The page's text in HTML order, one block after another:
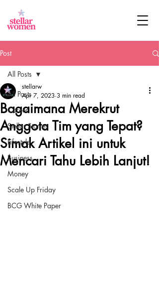
Post
All Posts
Career
Stellar Stories
Lifestyle
Business
Money
Scale Up Friday
BCG White Paper
All Posts
Bagaimana Merekrut
Anggota Tim yang Tepat?
Simak Artikel ini untuk
Mencari Tahu Lebih Lanjut!
stellarw
Apr 7, 2023 3 min read